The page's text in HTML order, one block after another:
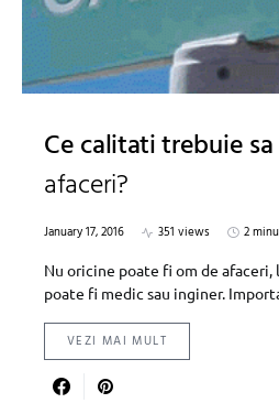
Ce calitati trebuie
afaceri?
January 17, 2016 351 views
2
Nu oricine poate fi om de afaceri,
poate fi medic sau inginer.
VEZI MAI MULT